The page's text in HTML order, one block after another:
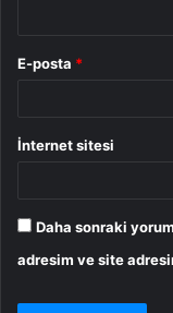
E-posta *
İnternet sitesi
Daha sonraki
adresim ve site